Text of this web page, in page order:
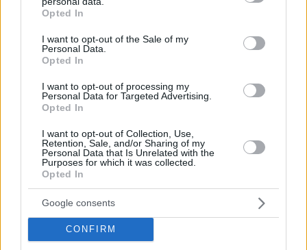
grant or deny consent to Google and its third-party tags to
use your data for below specified purposes in below Google
consent section.
Opted In
I want to opt-out of the Sale of my
Personal Data.
Opted In
I want to opt-out of processing my
Personal Data for Targeted Advertising.
Opted In
I want to opt-out of Collection, Use,
Retention, Sale, and/or Sharing of my
Personal Data that Is Unrelated with the
Purposes for which it was collected.
Opted In
Google consents
CONFIRM
παραμένουν οι συνοριακοί έλεγχοι έως 15 Αυγούστου
Αλεξάνδρα Παναγιώταρου: Οι λήψεις με πορτοκαλί
μαγιό σε πισίνα στη Μύκονο
πριν 19 λεπτά
Ο Ολυμπιακός θα «ψωνίσει» από Ερυθρό Αστέρα – Εκεί
κολλάει η υπόθεση Λαρεντζάκη
πριν 25 λεπτά
Από μια κλωστή κρέμεται ο διορισμός του εκλεκτού του
Τραμπ στο υπουργείο Δικαιοσύνης
πριν 28 λεπτά
Μαρία Σάκκαρη: Ξημερώματα Σαββάτου ο αγώνας της
με την Γκοφ στο Τορόντο